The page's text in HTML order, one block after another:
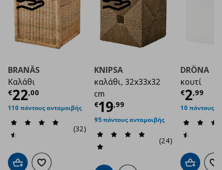
BRANÄS
Καλάθι
€22,00
Τρέχουσα τιμή
110 πόντους ανταμοιβής
(32)
Προσθήκη στο καλάθι
Προσθήκη στα αγαπημένα
KNIPSA
καλάθι, 32x33x32
cm
€19,99
Τρέχουσα τιμή€
95 πόντους ανταμοιβής
(24)
DRÖNA
κουτί
€2,99
10 πόντους
Προσθήκη